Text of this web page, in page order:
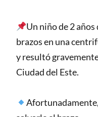
Un niño de 2
brazos en una
y resultó
Ciudad del Este.